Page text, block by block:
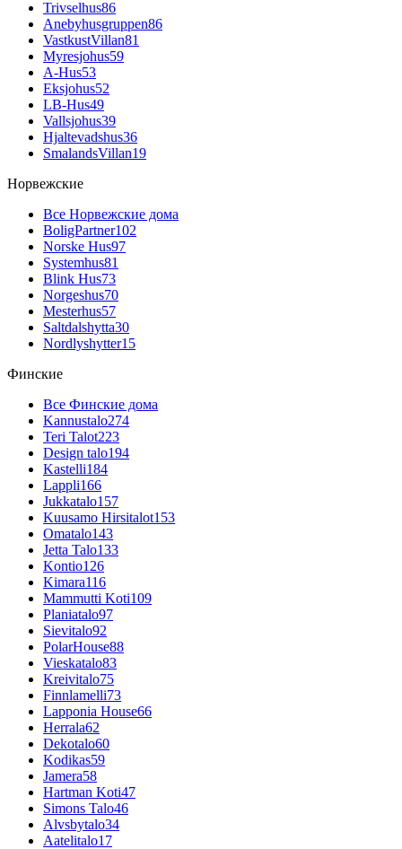
Trivselhus86
Anebyhusgruppen86
VastkustVillan81
Myresjohus59
A-Hus53
Eksjohus52
LB-Hus49
Vallsjohus39
Hjaltevadshus36
SmalandsVillan19
Норвежские
Все Норвежские дома
BoligPartner102
Norske Hus97
Systemhus81
Blink Hus73
Norgeshus70
Mesterhus57
Saltdalshytta30
Nordlyshytter15
Финские
Все Финские дома
Kannustalo274
Teri Talot223
Design talo194
Kastelli184
Lappli166
Jukkatalo157
Kuusamo Hirsitalot153
Omatalo143
Jetta Talo133
Kontio126
Kimara116
Mammutti Koti109
Planiatalo97
Sievitalo92
PolarHouse88
Vieskatalo83
Kreivitalo75
Finnlamelli73
Lapponia House66
Herrala62
Dekotalo60
Kodikas59
Jamera58
Hartman Koti47
Simons Talo46
Alvsbytalo34
Aatelitalo17